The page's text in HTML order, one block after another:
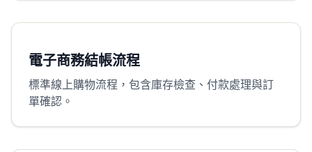
電子商務結帳流程
標準線上購物流程，包含庫存檢查、付款處理與訂
單確認。